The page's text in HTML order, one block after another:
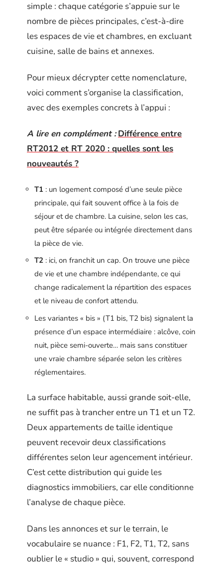
simple : chaque catégorie s’appuie sur le
nombre de pièces principales, c’est-à-dire
les espaces de vie et chambres, en excluant
cuisine, salle de bains et annexes.
Pour mieux décrypter cette nomenclature,
voici comment s’organise la classification,
avec des exemples concrets à l’appui :
A lire en complément : Différence entre
RT2012 et RT 2020 : quelles sont les
nouveautés ?
T1 : un logement composé d’une seule pièce
principale, qui fait souvent office à la fois de
séjour et de chambre. La cuisine, selon les cas,
peut être séparée ou intégrée directement dans
la pièce de vie.
T2 : ici, on franchit un cap. On trouve une pièce
de vie et une chambre indépendante, ce qui
change radicalement la répartition des espaces
et le niveau de confort attendu.
Les variantes « bis » (T1 bis, T2 bis) signalent la
présence d’un espace intermédiaire : alcôve, coin
nuit, pièce semi-ouverte… mais sans constituer
une vraie chambre séparée selon les critères
réglementaires.
La surface habitable, aussi grande soit-elle,
ne suffit pas à trancher entre un T1 et un T2.
Deux appartements de taille identique
peuvent recevoir deux classifications
différentes selon leur agencement intérieur.
C’est cette distribution qui guide les
diagnostics immobiliers, car elle conditionne
l’analyse de chaque pièce.
Dans les annonces et sur le terrain, le
vocabulaire se nuance : F1, F2, T1, T2, sans
oublier le « studio » qui, souvent, correspond